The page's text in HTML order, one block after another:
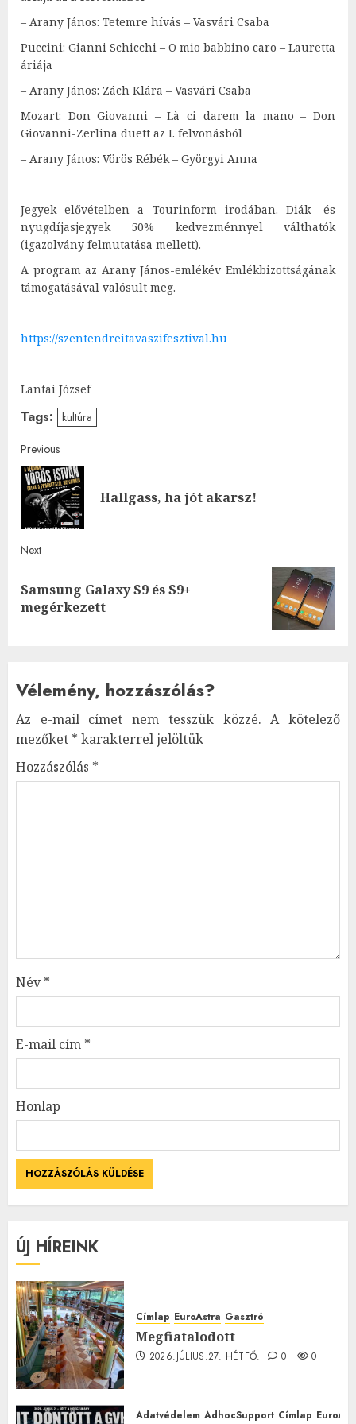
– Arany János: Tetemre hívás – Vasvári Csaba
Puccini: Gianni Schicchi – O mio babbino caro – Lauretta
áriája
– Arany János: Zách Klára – Vasvári Csaba
Mozart: Don Giovanni – Là ci darem la mano – Don
Giovanni-Zerlina duett az I. felvonásból
– Arany János: Vörös Rébék – Györgyi Anna
Jegyek elővételben a Tourinform irodában. Diák- és
nyugdíjasjegyek 50% kedvezménnyel válthatók
(igazolvány felmutatása mellett).
A program az Arany János-emlékév Emlékbizottságának
támogatásával valósult meg.
https://szentendreitavaszifesztival.hu
Lantai József
Tags: kultúra
Post
navigation
Previous
Hallgass, ha jót akarsz!
Next
Next
post:
Samsung Galaxy S9 és S9+
megérkezett
Vélemény, hozzászólás?
Az e-mail címet nem tesszük közzé. A kötelező
mezőket * karakterrel jelöltük
Hozzászólás *
Név*
E-mail cím *
Honlap
ÚJ HÍREINK
Címlap EuroAstra Gasztró
Megfiatalodott
2026.JÚLIUS.27. HÉTFŐ. 0 0
Adatvédelem AdhocSupport Címlap